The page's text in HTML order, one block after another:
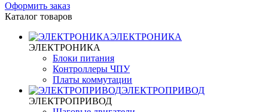
Оформить заказ
Каталог товаров
ЭЛЕКТРОНИКА
ЭЛЕКТРОНИКА
Блоки питания
Контроллеры ЧПУ
Платы коммутации
ЭЛЕКТРОПРИВОД
ЭЛЕКТРОПРИВОД